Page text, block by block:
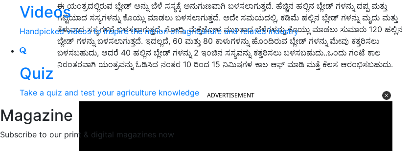
Videos
Handpicked videos to inspire the nation on agriculture and related industry
Quiz
Take a quiz and test your agriculture knowledge
Magazine
Subscribe to our print & digital magazines now
ಈ ಯಂತ್ರದಲ್ಲಿರುವ ಬ್ಲೇಡ್ ಅನ್ನು ಬೆಳೆ ಸಸ್ಯಕ್ಕೆ ಅನುಗುಣವಾಗಿ ಬಳಸಲಾಗುತ್ತದೆ. ಹೆಚ್ಚಿನ ಹಲ್ಲಿನ ಬ್ಲೇಡ್ ಗಳನ್ನು ದಪ್ಪ ಮತ್ತು
ಗಟ್ಟಿಯಾದ ಸಸ್ಯಗಳನ್ನು ಕೊಯ್ಲು ಮಾಡಲು ಬಳಸಲಾಗುತ್ತದೆ. ಅದೇ ಸಮಯದಲ್ಲಿ, ಕಡಿಮೆ ಹಲ್ಲಿನ ಬ್ಲೇಡ್ ಗಳನ್ನು ಮೃದು ಮತ್ತು
ತೆಳುವಾದ ಸಸ್ಯಗಳಿಗೆ ಬಳಸಲಾಗುತ್ತದೆ. ಗೋಧಿ, ಮೆಕ್ಕೆಜೋಳ ಮುಂತಾದ ಬೆಳೆಗಳನ್ನು ಕೊಯ್ಲು ಮಾಡಲು ಸುಮಾರು 120 ಹಲ್ಲಿನ
ಬ್ಲೇಡ್ ಗಳನ್ನು ಬಳಸಲಾಗುತ್ತದೆ. ಇದಲ್ಲದೆ, 60 ಮತ್ತು 80 ಕಾಳುಗಳನ್ನು ಹೊಂದಿರುವ ಬ್ಲೇಡ್ ಗಳನ್ನು ಮೇವು ಕತ್ತರಿಸಲು
ಬಳಸಬಹುದು, ಆದರೆ 40 ಹಲ್ಲಿನ ಬ್ಲೇಡ್ ಗಳನ್ನು 2 ಇಂಚಿನ ಸಸ್ಯವನ್ನು ಕತ್ತರಿಸಲು ಬಳಸಬಹುದು..ಒಂದು ಗಂಟೆ ಕಾಲ
ನಿರಂತರವಾಗಿ ಯಂತ್ರವನ್ನು ಓಡಿಸಿದ ನಂತರ 10 ರಿಂದ 15 ನಿಮಿಷಗಳ ಕಾಲ ಆಫ್ ಮಾಡಿ ಮತ್ತೆ ಕೆಲಸ ಆರಂಭಿಸಬಹುದು.